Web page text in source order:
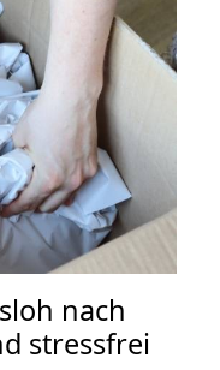
nach
stressfrei